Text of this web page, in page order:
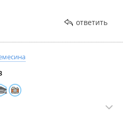
ответить